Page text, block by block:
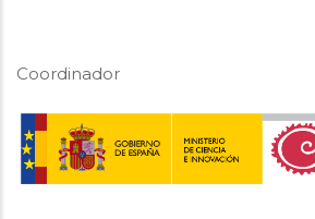
Coordinador